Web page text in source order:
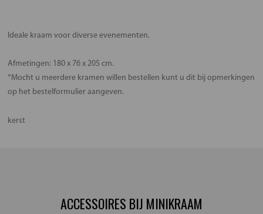
Ideale kraam voor diverse evenementen.
Afmetingen: 180 x 76 x 205 cm.
*Mocht u meerdere kramen willen bestellen kunt u dit bij opmerkingen
op het bestelformulier aangeven.
kerst
ACCESSOIRES BIJ MINIKRAAM